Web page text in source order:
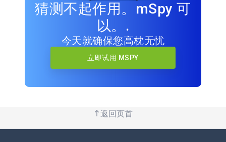
猜测不起作用。mSpy 可
以。.
今天就确保您高枕无忧
立即试用 MSPY
返回页首